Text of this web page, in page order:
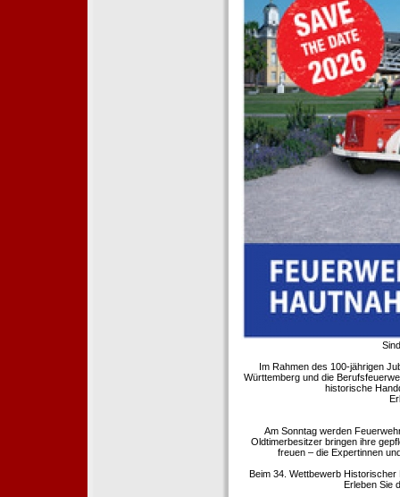
Im Rahmen des 100-jährigen
Württemberg und die
historische
Am Sonntag werden
Oldtimerbesitzer bringen ihre
freuen – die Expertinnen
Beim 34. Wettbewerb
Erleben Sie